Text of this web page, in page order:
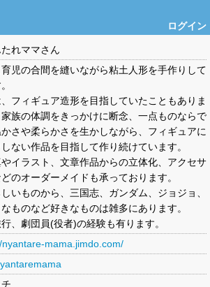
ログイン
れママさん
児の合間を縫いながら粘土人形を手作りして
、フィギュア造形を目指していたこともありま
族の体調をきっかけに断念、一点ものならで
さや柔らかさを生かしながら、フィギュアに
しない作品を目指して作り続けています。
イラスト、文章作品からの立体化、アクセサ
どのオーダーメイドも承っております。
いものから、三国志、ガンダム、ジョジョ、
ものなど好きなものは雑多にあります。
、劇団員(役者)の経験も有ります。
nyantare-mama.jimdo.com/